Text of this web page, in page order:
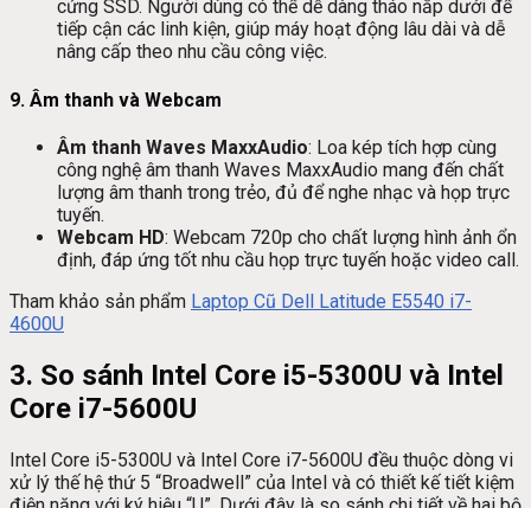
cứng SSD. Người dùng có thể dễ dàng tháo nắp dưới để
tiếp cận các linh kiện, giúp máy hoạt động lâu dài và dễ
nâng cấp theo nhu cầu công việc.
9. Âm thanh và Webcam
Âm thanh Waves MaxxAudio: Loa kép tích hợp cùng
công nghệ âm thanh Waves MaxxAudio mang đến chất
lượng âm thanh trong trẻo, đủ để nghe nhạc và họp trực
tuyến.
Webcam HD: Webcam 720p cho chất lượng hình ảnh ổn
định, đáp ứng tốt nhu cầu họp trực tuyến hoặc video call.
Tham khảo sản phẩm Laptop Cũ Dell Latitude E5540 i7-
4600U
3. So sánh Intel Core i5-5300U và Intel
Core i7-5600U
Intel Core i5-5300U và Intel Core i7-5600U đều thuộc dòng vi
xử lý thế hệ thứ 5 “Broadwell” của Intel và có thiết kế tiết kiệm